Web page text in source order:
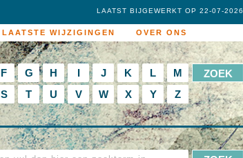
LAATSTE WIJZIGINGEN OVER ONS
LAATST BIJGEWERKT OP 22-07-2026
F G H I J K L
M
S T U V W X Y Z